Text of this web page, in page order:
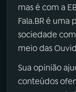
mas é com a
Fala.BR é
sociedade
meio das
Sua opinião
conteúdos